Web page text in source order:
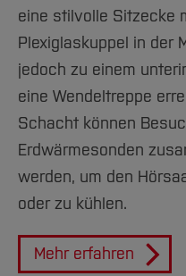
eine stilvolle Sitzecke
Plexiglaskuppel in der
jedoch zu einem
eine Wendeltreppe
Schacht können
Erdwärmesonden
werden, um den
oder zu kühlen.
Mehr erfahren